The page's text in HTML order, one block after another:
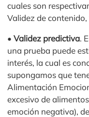
cuales son
Validez de
• Validez predictiva.
una prueba puede
interés, la cual es
supongamos que
Alimentación
excesivo de
emoción negativa),